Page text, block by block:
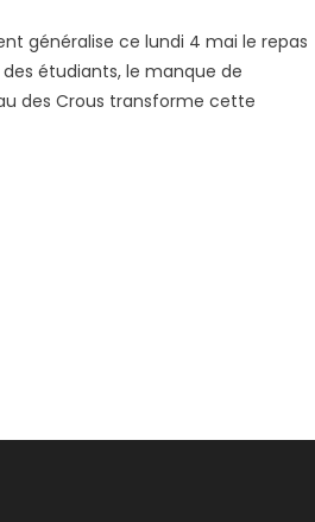
généralise ce lundi 4 mai le repas
des étudiants, le manque de
des Crous transforme cette